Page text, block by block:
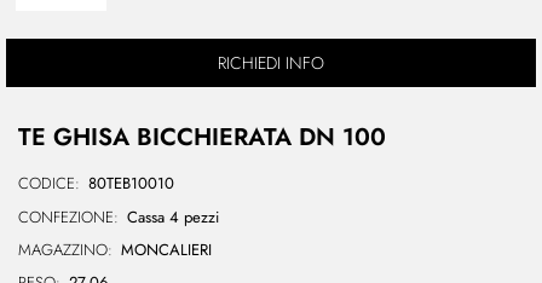
RICHIEDI INFO
TE GHISA BICCHIERATA DN 100
CODICE: 80TEB10010
CONFEZIONE: Cassa 4 pezzi
MAGAZZINO: MONCALIERI